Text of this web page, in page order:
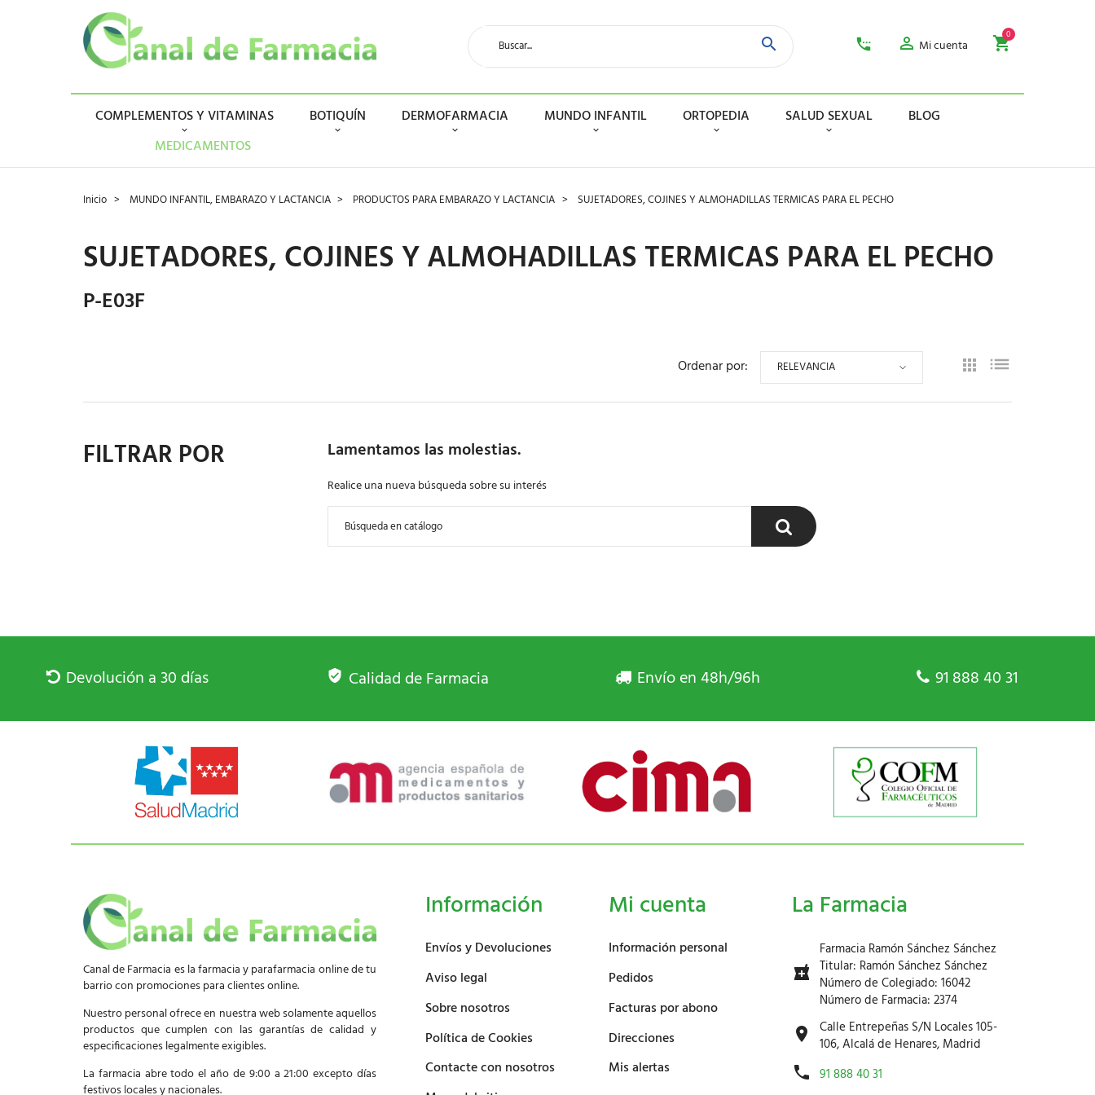
Mi cuenta
0
COMPLEMENTOS Y VITAMINAS BOTIQUÍN DERMOFARMACIA MUNDO INFANTIL ORTOPEDIA SALUD SEXUAL
BLOG
MEDICAMENTOS
Inicio MUNDO INFANTIL, EMBARAZO Y LACTANCIA PRODUCTOS PARA EMBARAZO Y LACTANCIA SUJETADORES, COJINES Y ALMOHADILLAS TERMICAS PARA EL PECHO
SUJETADORES, COJINES Y ALMOHADILLAS TERMICAS PARA EL PECHO
P-E03F
Ordenar por: RELEVANCIA
Lamentamos las molestias.
Realice una nueva búsqueda sobre su interés
FILTRAR POR
Devolución a 30 días Calidad de Farmacia Envío en 48h/96h 91 888 40 31
Canal de Farmacia es la farmacia y parafarmacia online de tu
barrio con promociones para clientes online.
Nuestro personal ofrece en nuestra web solamente aquellos
productos que cumplen con las garantías de calidad y
especificaciones legalmente exigibles.
La farmacia abre todo el año de 9:00 a 21:00 excepto días
festivos locales y nacionales.
Información
Envíos y Devoluciones
Aviso legal
Sobre nosotros
Política de Cookies
Contacte con nosotros
Mi cuenta
Información personal
Pedidos
Facturas por abono
Direcciones
Mis alertas
La Farmacia
Farmacia Ramón Sánchez Sánchez
Titular: Ramón Sánchez Sánchez
Número de Colegiado: 16042
Número de Farmacia: 2374
Calle Entrepeñas S/N Locales 105-
106, Alcalá de Henares, Madrid
91 888 40 31